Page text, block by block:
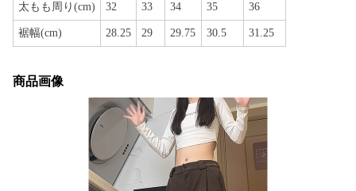
太もも周り(cm) 32 33 34 35 36
裾幅(cm) 28.25 29 29.75 30.5 31.25
商品画像